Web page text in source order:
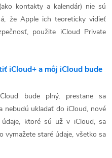
kontakty a kalendár) nie sú
že Apple ich teoreticky vidieť
použite iCloud Private
iCloud+ a môj iCloud bude
bude plný, prestane sa
nebudú ukladať do iCloud, nové
ktoré sú už v iCloud, sa
vymažete staré údaje, všetko sa